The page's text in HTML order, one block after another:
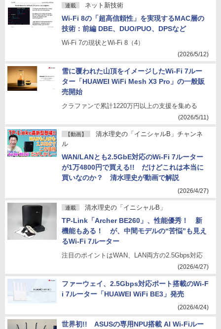
連載 ネット新技術
Wi-Fi 8の「超高信頼性」を実現するMAC層の
技術：前編 DBE、DUO/PUO、DPSなど
Wi-Fi 7の現状とWi-Fi 8（4）
(2026/5/12)
雪に覆われた山頂をイメージしたWi-Fi 7ルー
ター「HUAWEI WiFi Mesh X3 Pro」の一般販
売開始
クラファンで累計1220万円以上の支援を集める
(2026/5/11)
【動画】
清水理史の「イニシャルB」チャンネ
ル
WAN/LANとも2.5GbE対応のWi-Fi 7ルーター
が1万4800円で買える!! だけどこれは本当に
買いなのか？ 清水理史が動画で解説
(2026/4/27)
連載 清水理史の「イニシャルB」
TP-Link「Archer BE260」、性能優秀！ 新
機能もある！ が、中間モデルの“苦悩”も見え
るWi-Fi 7ルーター
注目のポイントはWAN、LAN両方の2.5Gbps対応
(2026/4/27)
ファーウェイ、2.5Gbps対応ポート搭載のWi-F
i 7ルーター「HUAWEI WiFi BE3」発売
(2026/4/24)
世界初!! ASUSの専用NPU搭載 AI Wi-Fiルー